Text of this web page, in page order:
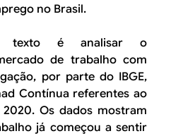
no Brasil.
texto é analisar o
de trabalho com
por parte do IBGE,
Contínua referentes ao
Os dados mostram
já começou a sentir